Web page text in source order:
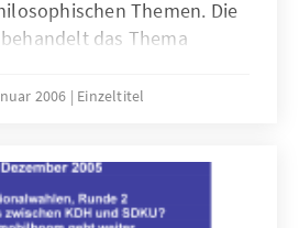
Themen. Die
das Thema
2006 Einzeltitel